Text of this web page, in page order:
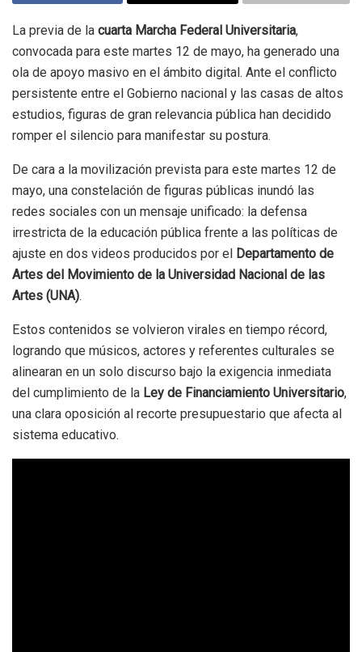
La previa de la cuarta Marcha Federal Universitaria,
convocada para este martes 12 de mayo, ha generado una
ola de apoyo masivo en el ámbito digital. Ante el conflicto
persistente entre el Gobierno nacional y las casas de altos
estudios, figuras de gran relevancia pública han decidido
romper el silencio para manifestar su postura.
De cara a la movilización prevista para este martes 12 de
mayo, una constelación de figuras públicas inundó las
redes sociales con un mensaje unificado: la defensa
irrestricta de la educación pública frente a las políticas de
ajuste en dos videos producidos por el Departamento de
Artes del Movimiento de la Universidad Nacional de las
Artes (UNA).
Estos contenidos se volvieron virales en tiempo récord,
logrando que músicos, actores y referentes culturales se
alinearan en un solo discurso bajo la exigencia inmediata
del cumplimiento de la Ley de Financiamiento Universitario,
una clara oposición al recorte presupuestario que afecta al
sistema educativo.